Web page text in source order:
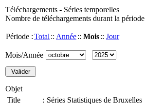
Téléchargements - Séries temporelles
Nombre de téléchargements durant la période
Période :Total :: Année:: Mois:: Jour
Mois/Année
Objet
Title
: Séries Statistiques de Bruxelles